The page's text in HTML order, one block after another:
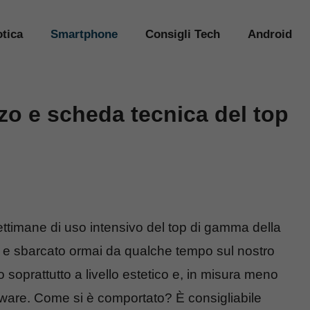
Smartphone Consigli Tech Android
e scheda tecnica del top
di uso intensivo del top di gamma della
sbarcato ormai da qualche tempo sul nostro
a livello estetico e, in misura meno
Come si è comportato? È consigliabile